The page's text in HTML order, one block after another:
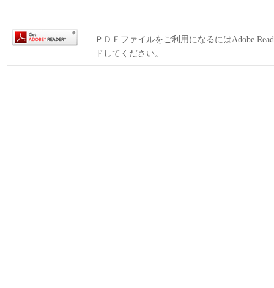
ＰＤＦファイルをご利用になるにはAdobe
ドしてください。